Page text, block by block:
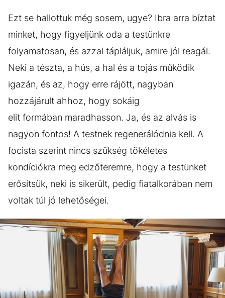
Ezt se hallottuk még sosem, ugye? Ibra arra bíztat
minket, hogy figyeljünk oda a testünkre
folyamatosan, és azzal tápláljuk, amire jól reagál.
Neki a tészta, a hús, a hal és a tojás működik
igazán, és az, hogy erre rájött, nagyban
hozzájárult ahhoz, hogy sokáig
elit formában maradhasson. Ja, és az alvás is
nagyon fontos! A testnek regenerálódnia kell. A
focista szerint nincs szükség tökéletes
kondíciókra meg edzőteremre, hogy a testünket
erősítsük, neki is sikerült, pedig fiatalkorában nem
voltak túl jó lehetőségei.